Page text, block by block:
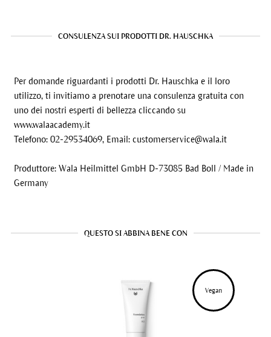
CONSULENZA SUI PRODOTTI DR. HAUSCHKA
Per domande riguardanti i prodotti Dr. Hauschka e il loro
utilizzo, ti invitiamo a prenotare una consulenza gratuita con
uno dei nostri esperti di bellezza cliccando su
www.walaacademy.it
Telefono: 02-29534069, Email: customerservice@wala.it
Produttore: Wala Heilmittel GmbH D-73085 Bad Boll / Made in
Germany
QUESTO SI ABBINA BENE CON
Vegan